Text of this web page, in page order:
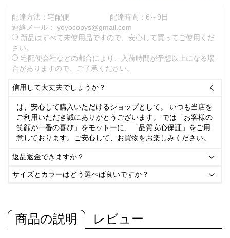
配達方法：宅配便
配達時間：6～9日
連絡メール： yoyocopys@gmail.com
新品はすべて未使用品ですので、安心して買ってご使用くだ
さい。
宅配便会社などの都合により、入荷時間が予想以上になる場
合がありますので、ご了承ください。
信用して大丈夫でしょうか？ 
は、安心して購入いただけるショップとして。 いつも当店を
ご利用いただき誠にありがとうございます。 では「お客様の
笑顔が一番の喜び」をモットーに、「品質安心保証」をご用
意しております。ご安心して、お買物をお楽しみください。
返品返金できますか？ 
サイズとカラーはどう選べば良いですか？ 
商品の説明 レビュー